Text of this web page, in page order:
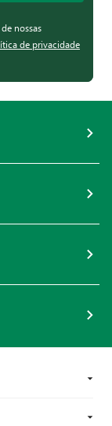
nossas
de privacidade